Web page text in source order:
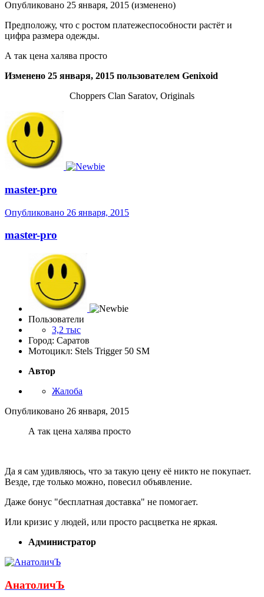
Опубликовано 25 января, 2015 (изменено)
Предположу, что с ростом платежеспособности растёт и
цифра размера одежды.
А так цена халява просто
Изменено 25 января, 2015 пользователем Genixoid
Choppers Clan Saratov, Originals
master-pro
Опубликовано 26 января, 2015
master-pro
Пользователи
3,2 тыс
Город: Саратов
Мотоцикл: Stels Trigger 50 SM
Автор
Жалоба
Опубликовано 26 января, 2015
А так цена халява просто
Да я сам удивляюсь, что за такую цену её никто не покупает.
Везде, где только можно, повесил объявление.
Даже бонус "бесплатная доставка" не помогает.
Или кризис у людей, или просто расцветка не яркая.
Администратор
АнатоличЪ